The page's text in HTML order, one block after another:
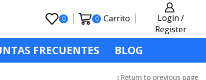
0 0 Carrito
Login /
Register
FRECUENTES BLOG
Return to previous page